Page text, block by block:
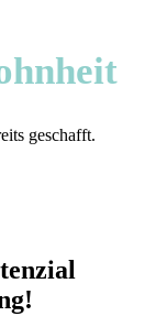
geschafft.